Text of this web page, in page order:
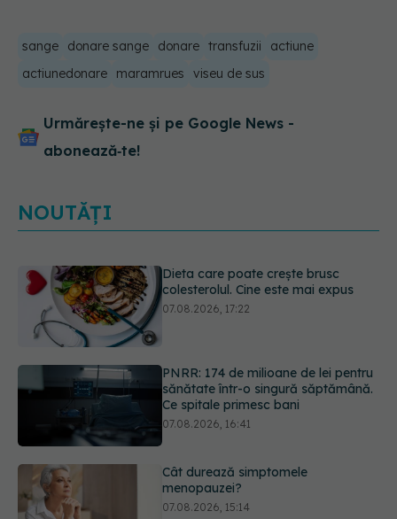
sange donare sange donare transfuzii
actiune
actiunedonare
maramrues viseu de sus
Urmărește-ne și pe Google News -
abonează‑te!
NOUTĂȚI
PNRR: 174 de milioane de lei pentru
sănătate într-o singură săptămână.
Ce spitale primesc bani
Cât durează simptomele
menopauzei?
07.08.2026, 15:14
Ți-ai mărit buzele? Cele 4 greșeli
care pot strica rezultatul după
injectarea cu acid hialuronic